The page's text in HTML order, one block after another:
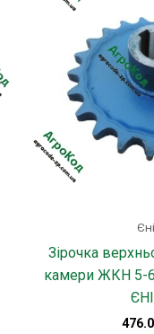
Зірочка
камери ЖКН 5-